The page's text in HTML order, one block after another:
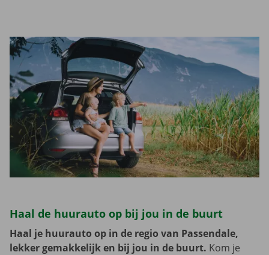
Haal de huurauto op bij jou in de buurt
Haal je huurauto op in de regio van Passendale,
lekker gemakkelijk en bij jou in de buurt. Kom je